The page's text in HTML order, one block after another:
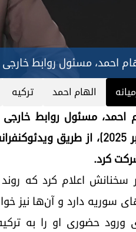
احمد، مسئول روابط
الهام احمد ترکیه
دسامبر ۲۰۲۵)، از طریق
کرد.
اعلام کرد که
سوریه دارد و آن‌ها نیز
ورود حضوری او را به